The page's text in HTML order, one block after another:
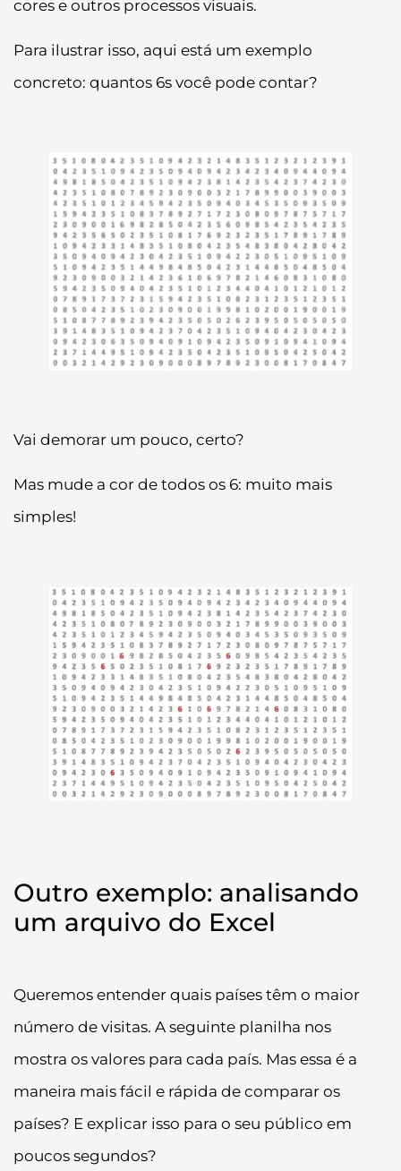
cores e outros processos visuais.
Para ilustrar isso, aqui está um exemplo
concreto: quantos 6s você pode contar?
Vai demorar um pouco, certo?
Mas mude a cor de todos os 6: muito mais
simples!
Outro exemplo: analisando
um arquivo do Excel
Queremos entender quais países têm o maior
número de visitas. A seguinte planilha nos
mostra os valores para cada país. Mas essa é a
maneira mais fácil e rápida de comparar os
países? E explicar isso para o seu público em
poucos segundos?